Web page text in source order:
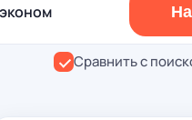
Сравнить с